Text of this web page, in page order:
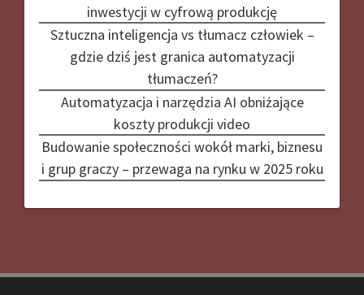
inwestycji w cyfrową produkcję
Sztuczna inteligencja vs tłumacz człowiek –
gdzie dziś jest granica automatyzacji
tłumaczeń?
Automatyzacja i narzędzia AI obniżające
koszty produkcji video
Budowanie społeczności wokół marki, biznesu
i grup graczy – przewaga na rynku w 2025 roku